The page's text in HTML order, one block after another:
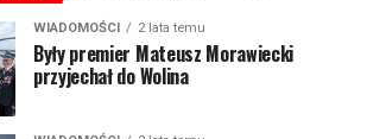
WIADOMOŚCI 2 lata temu
Były premier Mateusz Morawiecki
przyjechał do Wolina